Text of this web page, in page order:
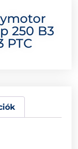
250 B3
PTC